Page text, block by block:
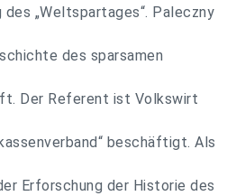
des „Weltspartages“. Paleczny
des sparsamen
Der Referent ist Volkswirt
beschäftigt. Als
Erforschung der Historie des